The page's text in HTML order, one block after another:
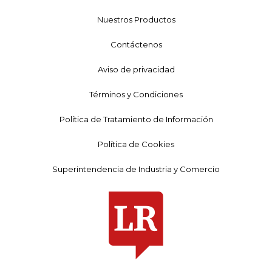
Nuestros Productos
Contáctenos
Aviso de privacidad
Términos y Condiciones
Política de Tratamiento de Información
Política de Cookies
Superintendencia de Industria y Comercio